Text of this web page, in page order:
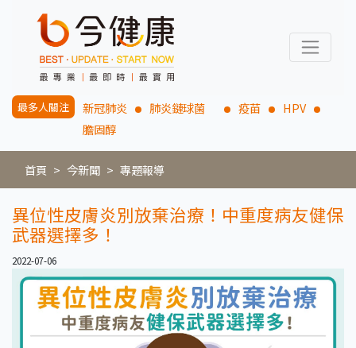
最多人關注 新冠肺炎 肺炎鏈球菌 疫苗
HPV
膽固醇
首頁 今新聞 專題報導
異位性皮膚炎別放棄治療！中重度病友健保
武器選擇多！
2022-07-06